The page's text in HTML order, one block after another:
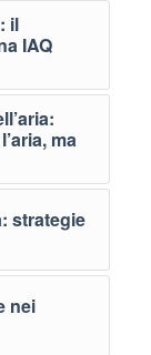
il
IAQ
ma
strategie
nei